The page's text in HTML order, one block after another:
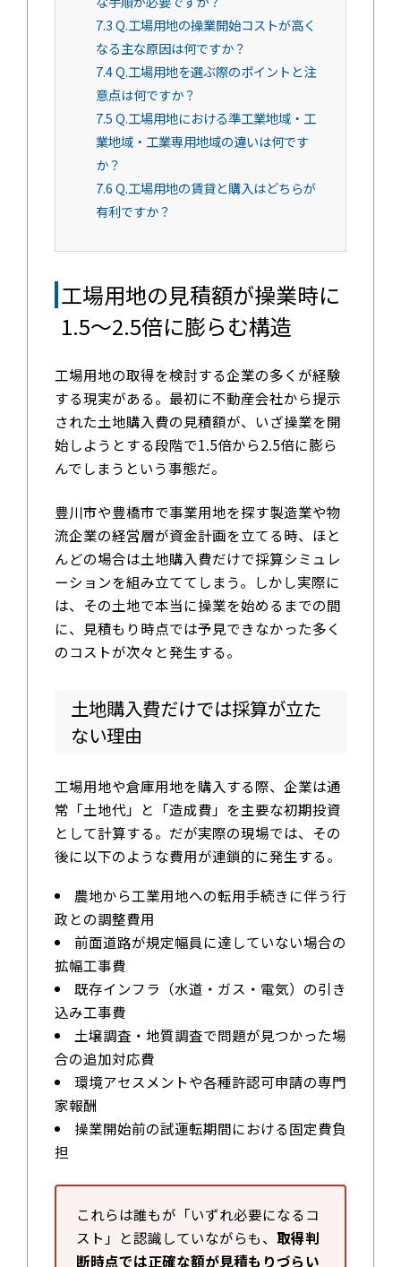
7.3Q.工場用地の操業開始コストが高く
なる主な原因は何ですか？
7.4Q.工場用地を選ぶ際のポイントと注
意点は何ですか？
7.5Q.工場用地における準工業地域・工
業地域・工業専用地域の違いは何です
か？
7.6Q.工場用地の賃貸と購入はどちらが
有利ですか？
工場用地の見積額が操業時に
1.5～2.5倍に膨らむ構造
工場用地の取得を検討する企業の多くが経験
する現実がある。最初に不動産会社から提示
された土地購入費の見積額が、いざ操業を開
始しようとする段階で1.5倍から2.5倍に膨ら
んでしまうという事態だ。
豊川市や豊橋市で事業用地を探す製造業や物
流企業の経営層が資金計画を立てる時、ほと
んどの場合は土地購入費だけで採算シミュレ
ーションを組み立ててしまう。しかし実際に
は、その土地で本当に操業を始めるまでの間
に、見積もり時点では予見できなかった多く
のコストが次々と発生する。
土地購入費だけでは採算が立た
ない理由
工場用地や倉庫用地を購入する際、企業は通
常「土地代」と「造成費」を主要な初期投資
として計算する。だが実際の現場では、その
後に以下のような費用が連鎖的に発生する。
農地から工業用地への転用手続きに伴う行
政との調整費用
前面道路が規定幅員に達していない場合の
拡幅工事費
既存インフラ（水道・ガス・電気）の引き
込み工事費
土壌調査・地質調査で問題が見つかった場
合の追加対応費
環境アセスメントや各種許認可申請の専門
家報酬
操業開始前の試運転期間における固定費負
担
これらは誰もが「いずれ必要になるコ
スト」と認識していながらも、 取得判
断時点では正確な額が見積もりづらい